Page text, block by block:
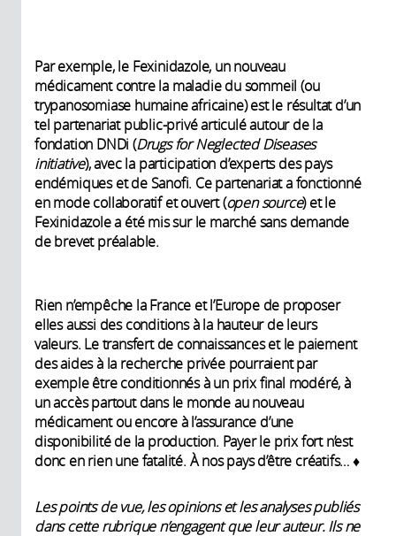
Par exemple, le Fexinidazole, un nouveau
médicament contre la maladie du sommeil (ou
trypanosomiase humaine africaine) est le résultat d’un
tel partenariat public-privé articulé autour de la
fondation DNDi (Drugs for Neglected Diseases
initiative), avec la participation d’experts des pays
endémiques et de Sanofi. Ce partenariat a fonctionné
en mode collaboratif et ouvert (open source) et le
Fexinidazole a été mis sur le marché sans demande
de brevet préalable.
Rien n’empêche la France et l’Europe de proposer
elles aussi des conditions à la hauteur de leurs
valeurs. Le transfert de connaissances et le paiement
des aides à la recherche privée pourraient par
exemple être conditionnés à un prix final modéré, à
un accès partout dans le monde au nouveau
médicament ou encore à l’assurance d’une
disponibilité de la production. Payer le prix fort n’est
donc en rien une fatalité. À nos pays d’être créatifs… ♦
Les points de vue, les opinions et les analyses publiés
dans cette rubrique n’engagent que leur auteur. Ils ne